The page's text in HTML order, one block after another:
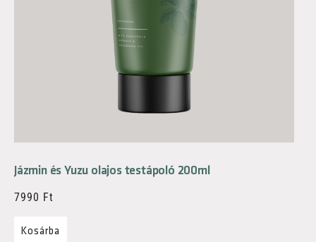
Jázmin és Yuzu olajos testápoló 200ml
7990 Ft
Kosárba